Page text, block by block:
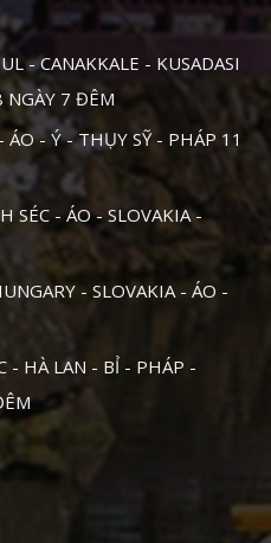
- CANAKKALE - KUSADASI
NGÀY 7 ĐÊM
- Ý - THỤY SỸ - PHÁP 11
SÉC - ÁO - SLOVAKIA -
- SLOVAKIA - ÁO -
- HÀ LAN - BỈ - PHÁP -